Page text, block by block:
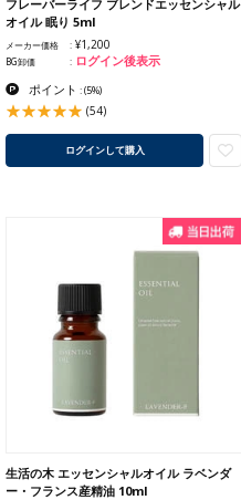
フレーバーライフ ブレンドエッセンシャル
オイル 眠り 5ml
メーカー価格 ¥1,200
BG卸価 ログイン後表示
ポイント :(5%)
(54)
ログインして購入
生活の木 エッセンシャルオイル ラベンダ
ー・フランス産精油 10ml